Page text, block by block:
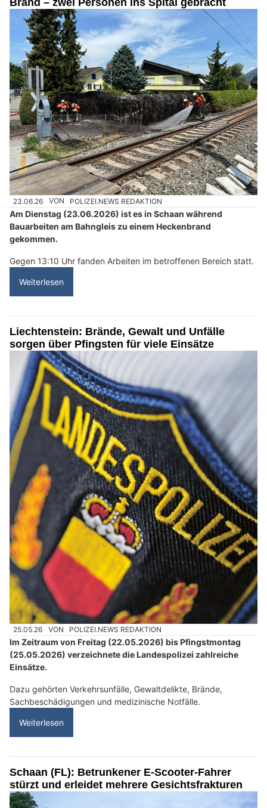
Brand – zwei Personen ins Spital gebracht
23.06.26 VON POLIZEI.NEWS REDAKTION
Am Dienstag (23.06.2026) ist es in Schaan während
Bauarbeiten am Bahngleis zu einem Heckenbrand
gekommen.
Gegen 13:10 Uhr fanden Arbeiten im betroffenen Bereich statt.
Weiterlesen
Liechtenstein: Brände, Gewalt und Unfälle
sorgen über Pfingsten für viele Einsätze
25.05.26 VON POLIZEI.NEWS REDAKTION
Im Zeitraum von Freitag (22.05.2026) bis Pfingstmontag
(25.05.2026) verzeichnete die Landespolizei zahlreiche
Einsätze.
Dazu gehörten Verkehrsunfälle, Gewaltdelikte, Brände,
Sachbeschädigungen und medizinische Notfälle.
Weiterlesen
Schaan (FL): Betrunkener E-Scooter-Fahrer
stürzt und erleidet mehrere Gesichtsfrakturen